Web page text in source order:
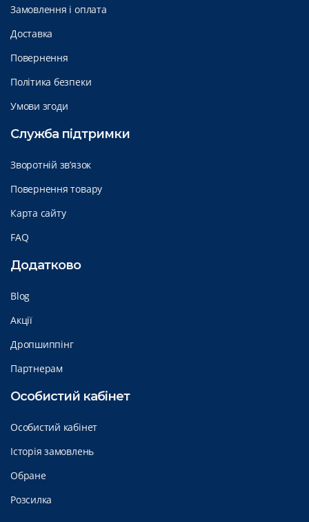
Замовлення і оплата
Доставка
Повернення
Політика безпеки
Умови згоди
Служба підтримки
Зворотній зв’язок
Повернення товару
Карта сайту
FAQ
Додатково
Blog
Акції
Дропшиппінг
Партнерам
Особистий кабінет
Особистий кабінет
Історія замовлень
Обране
Розсилка